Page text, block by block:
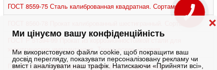
Ми цінуємо вашу конфіденційність
Ми використовуємо файли cookie, щоб покращити ваш
досвід перегляду, показувати персоналізовану рекламу чи
вміст і аналізувати наш трафік. Натискаючи «Прийняти всі»,
❌
ГОСТ 8559-75 Сталь калиброванная квадратная. Сортамент
ГОСТ Р 51394-99 Прокат из коррозионностойкой стали для
хирургических имплантантов. Технические условия
ГОСТ Р 52544-2006 Прокат арматурный свариваемый